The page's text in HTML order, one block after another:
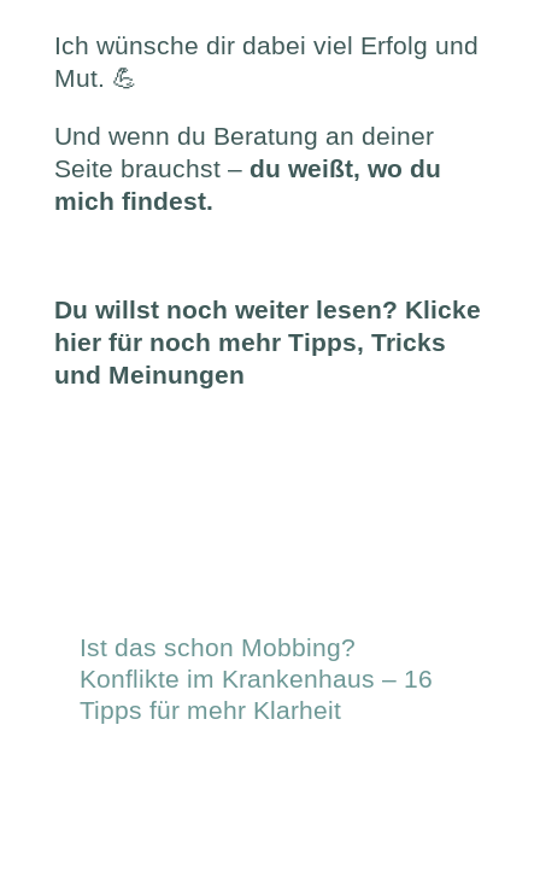
Ich wünsche dir dabei viel Erfolg und
Mut. 💪
Und wenn du Beratung an deiner
Seite brauchst – du weißt, wo du
mich findest.
Du willst noch weiter lesen? Klicke
hier für noch mehr Tipps, Tricks
und Meinungen
Ist das schon Mobbing?
Konflikte im Krankenhaus – 16
Tipps für mehr Klarheit